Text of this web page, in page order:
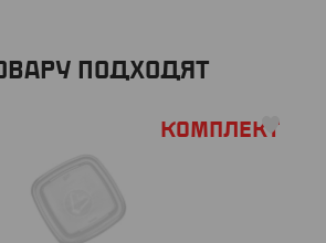
ПОДХОДЯТ
Комплект